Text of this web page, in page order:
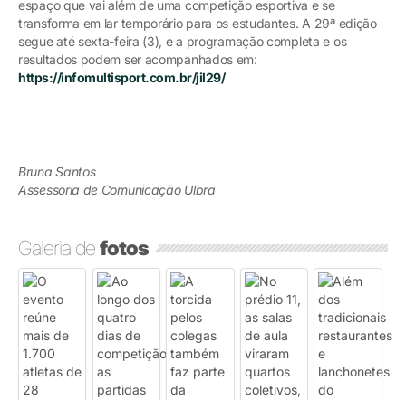
espaço que vai além de uma competição esportiva e se
transforma em lar temporário para os estudantes. A 29ª edição
segue até sexta-feira (3), e a programação completa e os
resultados podem ser acompanhados em:
https://infomultisport.com.br/jil29/
Bruna Santos
Assessoria de Comunicação Ulbra
Galeria defotos